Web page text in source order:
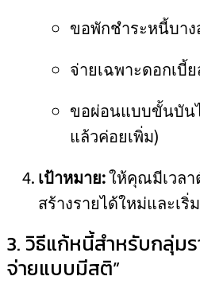
ขอพักชำระหนี้บา
จ่ายเฉพาะดอกเบี้
ขอผ่อนแบบขั้นบัน
แล้วค่อยเพิ่ม)
เป้าหมาย:ให้คุณมีเวลา
สร้างรายได้ใหม่และเริ่
3. วิธีแก้หนี้สำหรับกลุ่ม
จ่ายแบบมีสติ”